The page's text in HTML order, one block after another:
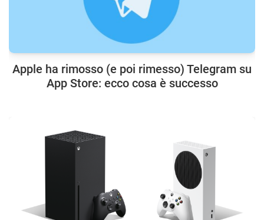
Apple ha rimosso (e poi rimesso) Telegram su
App Store: ecco cosa è successo